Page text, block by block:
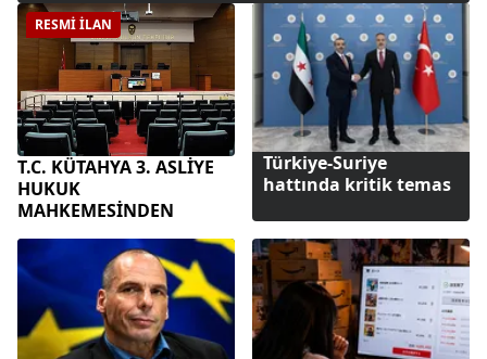
RESMİ İLAN
T.C. KÜTAHYA 3. ASLİYE
HUKUK
MAHKEMESİNDEN
Türkiye-Suriye
hattında kritik temas